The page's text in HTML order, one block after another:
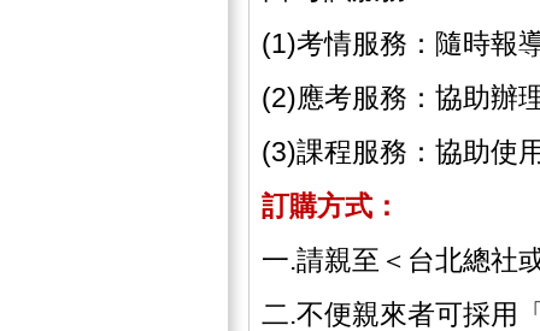
(1)考情服務：隨時報
(2)應考服務：協助辦
(3)課程服務：協助使
訂購方式：
一.請親至＜台北總社
二.不便親來者可採用